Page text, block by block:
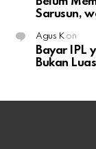
Sarusun,
Agus Kon
Bayar IPL
Bukan